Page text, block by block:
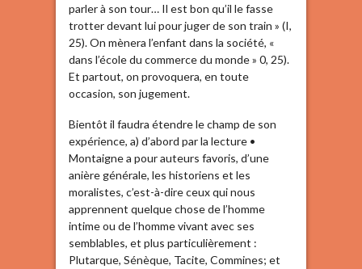
parler à son tour… Il est bon qu’il le fasse
trotter devant lui pour juger de son train » (I,
25). On mènera l’enfant dans la société, «
dans l’école du commerce du monde » 0, 25).
Et partout, on provoquera, en toute
occasion, son jugement.
Bientôt il faudra étendre le champ de son
expérience, a) d’abord par la lecture •
Montaigne a pour auteurs favoris, d’une
anière générale, les historiens et les
moralistes, c’est-à-dire ceux qui nous
apprennent quelque chose de l’homme
intime ou de l’homme vivant avec ses
semblables, et plus particulièrement :
Plutarque, Sénèque, Tacite, Commines; et